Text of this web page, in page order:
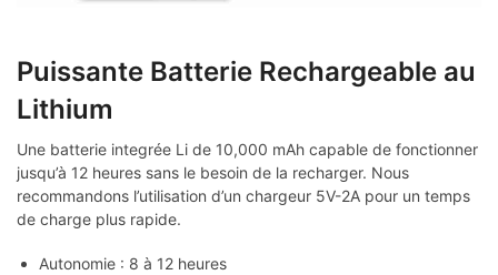
Puissante Batterie Rechargeable au
Lithium
Une batterie integrée Li de 10,000 mAh capable de fonctionner
jusqu’à 12 heures sans le besoin de la recharger. Nous
recommandons l’utilisation d’un chargeur 5V-2A pour un temps
de charge plus rapide.
Autonomie : 8 à 12 heures